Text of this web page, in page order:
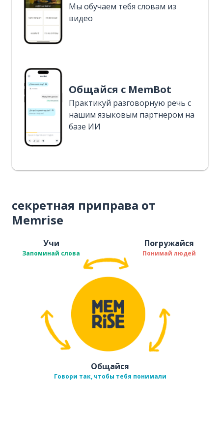
Мы обучаем тебя словам из
видео
Общайся с MemBot
Практикуй разговорную речь с
нашим языковым партнером на
базе ИИ
секретная приправа от
Memrise
Учи
Запоминай слова
Погружайся
Понимай людей
Общайся
Говори так, чтобы тебя понимали